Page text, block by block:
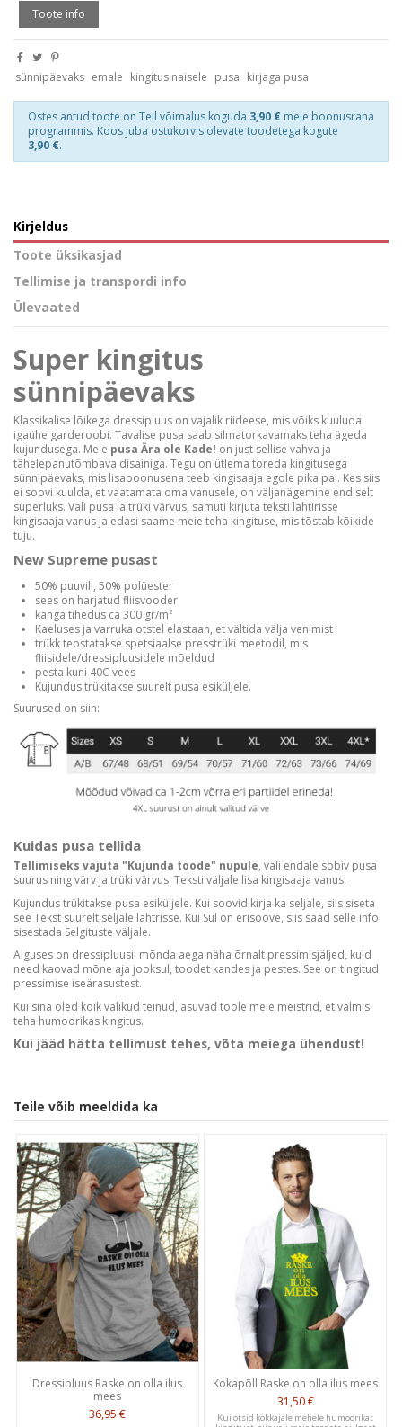
Toote info
sünnipäevaks emale kingitus naisele pusa kirjaga pusa
Ostes antud toote on Teil võimalus koguda 3,90 € meie boonusraha
programmis. Koos juba ostukorvis olevate toodetega kogute
3,90 €.
Kirjeldus
Toote üksikasjad
Tellimise ja transpordi info
Ülevaated
Super kingitus
sünnipäevaks
Klassikalise lõikega dressipluus on vajalik riideese, mis võiks kuuluda
igaühe garderoobi. Tavalise pusa saab silmatorkavamaks teha ägeda
kujundusega. Meie pusa Ära ole Kade! on just sellise vahva ja
tähelepanutõmbava disainiga. Tegu on ütlema toreda kingitusega
sünnipäevaks, mis lisaboonusena teeb kingisaaja egole pika pai. Kes siis
ei soovi kuulda, et vaatamata oma vanusele, on väljanägemine endiselt
superluks. Vali pusa ja trüki värvus, samuti kirjuta teksti lahtirisse
kingisaaja vanus ja edasi saame meie teha kingituse, mis tõstab kõikide
tuju.
New Supreme pusast
50% puuvill, 50% polüester
sees on harjatud fliisvooder
kanga tihedus ca 300 gr/m²
Kaeluses ja varruka otstel elastaan, et vältida välja venimist
trükk teostatakse spetsiaalse presstrüki meetodil, mis
fliisidele/dressipluusidele mõeldud
pesta kuni 40C vees
Kujundus trükitakse suurelt pusa esiküljele.
Suurused on siin:
Kuidas pusa tellida
Tellimiseks vajuta "Kujunda toode" nupule, vali endale sobiv pusa
suurus ning värv ja trüki värvus. Teksti väljale lisa kingisaaja vanus.
Kujundus trükitakse pusa esiküljele. Kui soovid kirja ka seljale, siis siseta
see Tekst suurelt seljale lahtrisse. Kui Sul on erisoove, siis saad selle info
sisestada Selgituste väljale.
Alguses on dressipluusil mõnda aega näha õrnalt pressimisjäljed, kuid
need kaovad mõne aja jooksul, toodet kandes ja pestes. See on tingitud
pressimise iseärasustest.
Kui sina oled kõik valikud teinud, asuvad tööle meie meistrid, et valmis
teha humoorikas kingitus.
Kui jääd hätta tellimust tehes, võta meiega ühendust!
Customer Reviews
5 Based on 1 review
Write A Review
L M. 04/09/24
Teile võib meeldida ka
Dressipluus Raske on olla ilus
mees
36,95 €
Kokapõll Raske on olla ilus mees
31,50 €
Kui otsid kokkajale mehele humoorikat